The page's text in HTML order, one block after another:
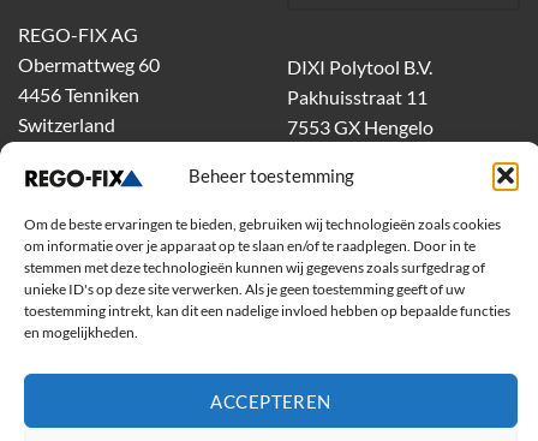
Beheer toestemming
Om de beste ervaringen te bieden, gebruiken wij technologieën zoals cookies
om informatie over je apparaat op te slaan en/of te raadplegen. Door in te
stemmen met deze technologieën kunnen wij gegevens zoals surfgedrag of
unieke ID's op deze site verwerken. Als je geen toestemming geeft of uw
toestemming intrekt, kan dit een nadelige invloed hebben op bepaalde functies
en mogelijkheden.
ACCEPTEREN
REGO-FIX AG
Obermattweg 60
4456 Tenniken
Switzerland
DIXI Polytool B.V.
Pakhuisstraat 11
7553 GX Hengelo
dixiholland@dixi.com
www.dixipolytool.com
Volg ons op Youtube